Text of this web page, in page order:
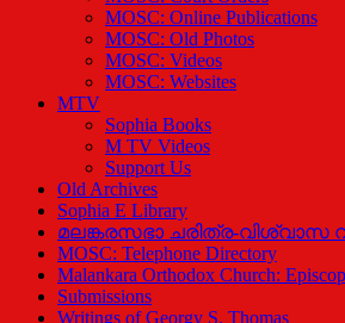
MOSC: Online Publications
MOSC: Old Photos
MOSC: Videos
MOSC: Websites
MTV
Sophia Books
M TV Videos
Support Us
Old Archives
Sophia E Library
മലങ്കരസഭാ ചരിത്ര-
MOSC: Telephone Directory
Malankara Orthodox Church:
Submissions
Writings of Georgy S. Thomas